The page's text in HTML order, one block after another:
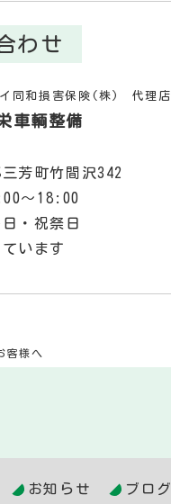
わせ
イ同和損害保険(株) 代理店
車輌整備
芳町竹間沢342
～18:00
・祝祭日
います
客様へ
お知らせ ブログ